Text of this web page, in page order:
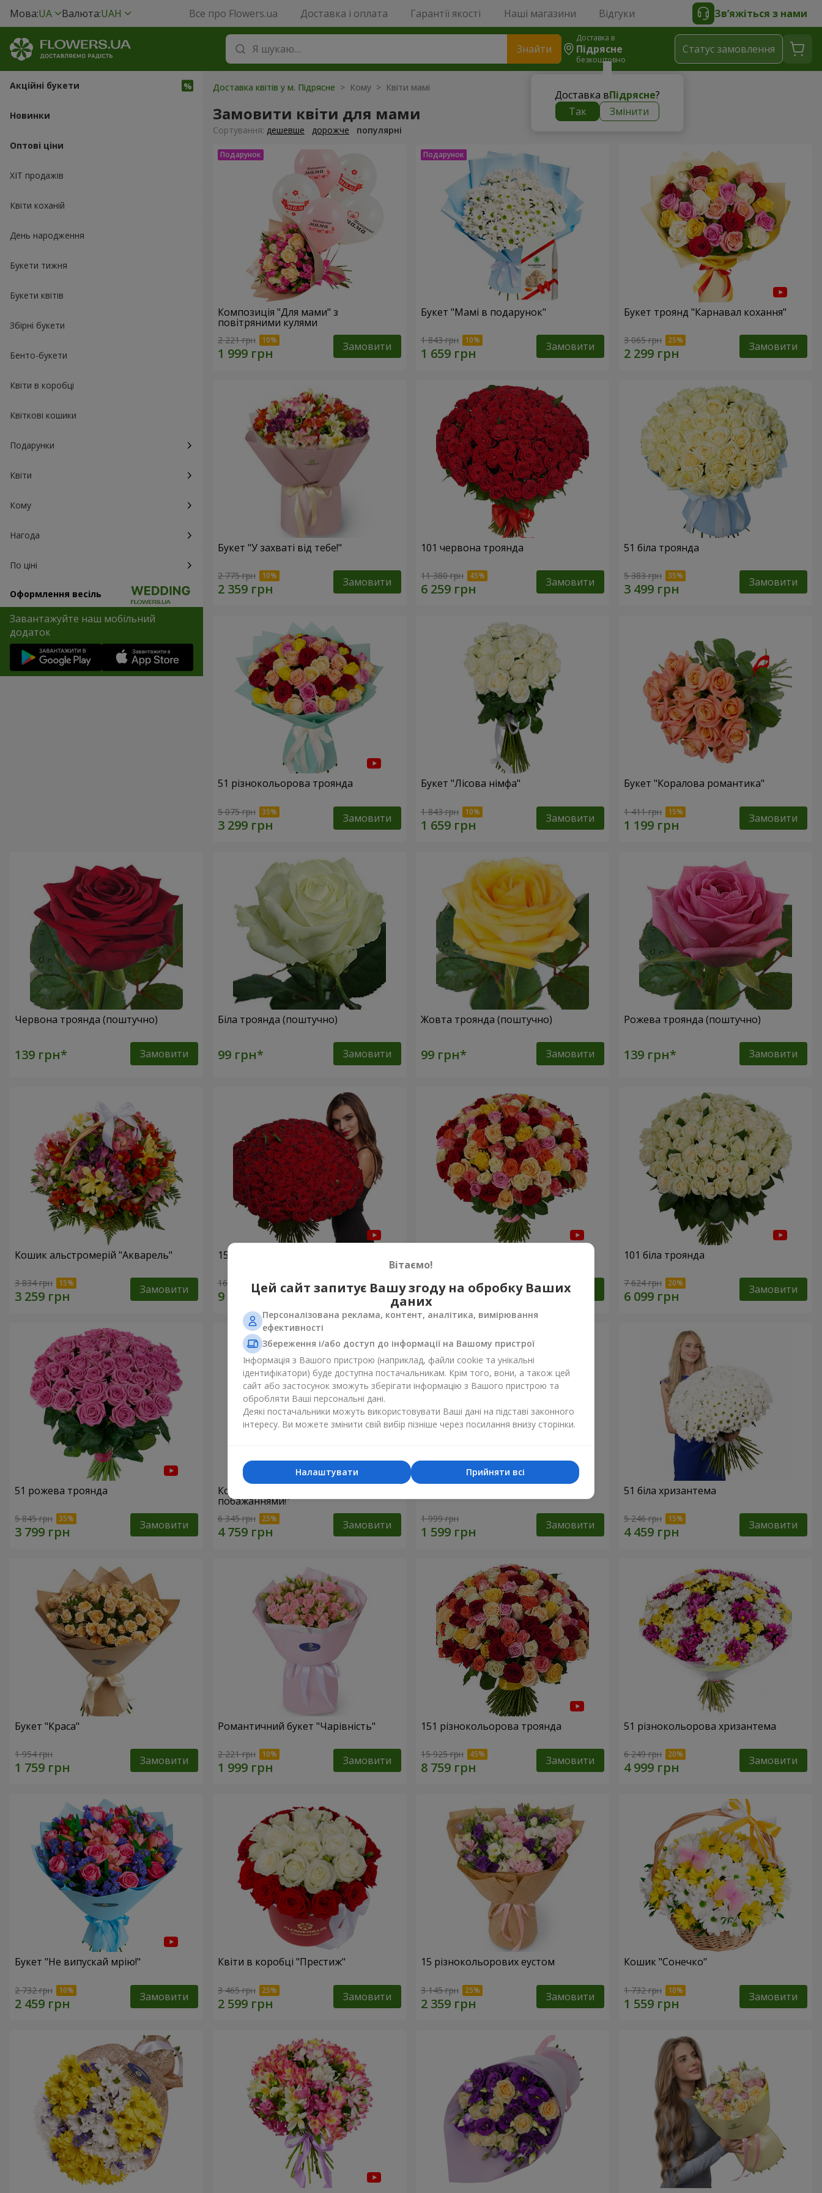
Мова:UA Валюта:UAH Все про Flowers.ua Доставка і оплата Гарантії якості Наші магазини Відгуки Зв’яжіться з нами
Знайти
Доставка в
Підрясне
безкоштовно
Доставка вПідрясне?
Так
Змінити
Статус замовлення
Акційні букети
Новинки
Оптові ціни
ХІТ продажів
Квіти коханій
День народження
Букети тижня
Букети квітів
Збірні букети
Бенто-букети
Квіти в коробці
Квіткові кошики
Подарунки
Квіти
Кому
Нагода
По ціні
Оформлення весіль
Завантажуйте наш мобільний
додаток
Доставка квітів у м. Підрясне > Кому > Квіти мамі
Замовити квіти для мами
Сортування: дешевше дорожче популярні
Композиція "Для мами" з
повітряними кулями
2 221 грн Замовити
Букет "Мамі в подарунок"
1 843 грн Замовити
Букет троянд "Карнавал кохання"
3 065 грн Замовити
Букет "У захваті від тебе!"
2 775 грн Замовити
101 червона троянда
11 380 грн Замовити
51 біла троянда
5 383 грн Замовити
51 різнокольорова троянда
5 075 грн Замовити
Букет "Лісова німфа"
1 843 грн Замовити
Букет "Коралова романтика"
1 411 грн Замовити
Червона троянда (поштучно)
Замовити
Біла троянда (поштучно)
Замовити
Жовта троянда (поштучно)
Замовити
Рожева троянда (поштучно)
Замовити
Кошик альстромерій "Акварель"
3 834 грн Замовити
151 червона троянда
16 653 грн Замовити 9 168 грн Замовити
101 біла троянда
7 624 грн Замовити
51 рожева троянда
5 845 грн Замовити
Кошик "З найкращими
побажаннями!"
6 345 грн Замовити 1 999 грн Замовити
51 біла хризантема
5 246 грн Замовити
Букет "Краса"
1 954 грн Замовити
Романтичний букет "Чарівність"
2 221 грн Замовити
151 різнокольорова троянда
15 925 грн Замовити
51 різнокольорова хризантема
6 249 грн Замовити
Букет "Не випускай мрію!"
2 732 грн Замовити
Квіти в коробці "Престиж"
3 465 грн Замовити
15 різнокольорових еустом
3 145 грн Замовити
Кошик "Сонечко"
1 732 грн Замовити
Вітаємо!
Цей сайт запитує Вашу згоду на обробку Ваших
даних
Персоналізована реклама, контент, аналітика, вимірювання
ефективності
Збереження і/або доступ до інформації на Вашому пристрої
Інформація з Вашого пристрою (наприклад, файли cookie та унікальні
ідентифікатори) буде доступна постачальникам. Крім того, вони, а також цей
сайт або застосунок зможуть зберігати інформацію з Вашого пристрою та
обробляти Ваші персональні дані.
Деякі постачальники можуть використовувати Ваші дані на підставі законного
інтересу. Ви можете змінити свій вибір пізніше через посилання внизу сторінки.
Прийняти всі
Налаштувати